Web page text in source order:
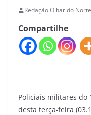
Redação Olhar do Norte
Compartilhe
Policiais militares do
desta terça-feira